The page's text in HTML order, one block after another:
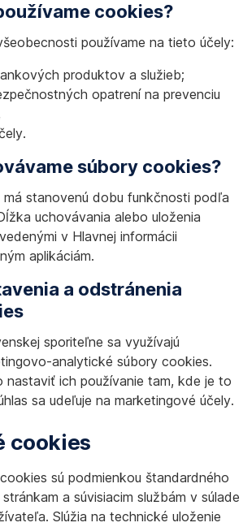
cookies?
používame na tieto účely:
produktov a služieb;
opatrení na prevenciu
súbory cookies?
stanovenú dobu funkčnosti podľa
uchovávania alebo uloženia
v Hlavnej informácii
aplikáciám.
a odstránenia
sporiteľne sa využívajú
analytické súbory cookies.
nastaviť ich používanie tam, kde je to
sa udeľuje na marketingové účely.
cookies
sú podmienkou štandardného
a súvisiacim službám v súlade
Slúžia na technické uloženie